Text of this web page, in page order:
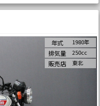
年式 1980年
排気量 250cc
販売店 東北